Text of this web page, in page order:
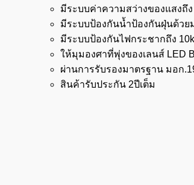
มีระบบค่าความสว่างของแสงถึง
มีระบบป้องกันน้ำป้องกันฝุ่นด้วย
มีระบบป้องกันไฟกระชากถึง
ให้มุมองศาที่พุ่งของเลนส์ LED
ผ่านการรับรองมาตรฐาน มอก
สินค้ารับประกัน 2ปีเต็ม